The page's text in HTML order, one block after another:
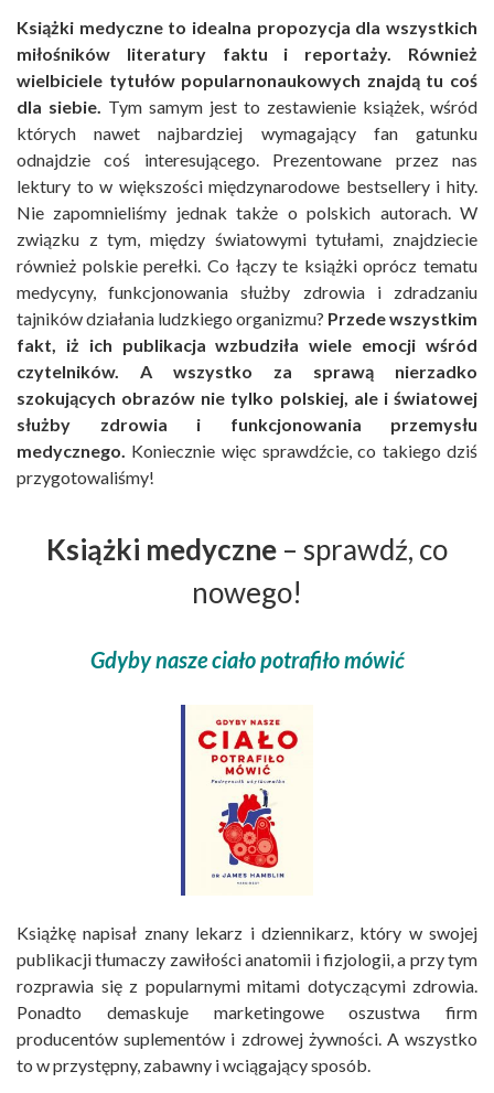
Książki medyczne to idealna propozycja dla wszystkich
miłośników literatury faktu i reportaży. Również
wielbiciele tytułów popularnonaukowych znajdą tu coś
dla siebie. Tym samym jest to zestawienie książek, wśród
których nawet najbardziej wymagający fan gatunku
odnajdzie coś interesującego. Prezentowane przez nas
lektury to w większości międzynarodowe bestsellery i hity.
Nie zapomnieliśmy jednak także o polskich autorach. W
związku z tym, między światowymi tytułami, znajdziecie
również polskie perełki. Co łączy te książki oprócz tematu
medycyny, funkcjonowania służby zdrowia i zdradzaniu
tajników działania ludzkiego organizmu? Przede wszystkim
fakt, iż ich publikacja wzbudziła wiele emocji wśród
czytelników. A wszystko za sprawą nierzadko
szokujących obrazów nie tylko polskiej, ale i światowej
służby zdrowia i funkcjonowania przemysłu
medycznego. Koniecznie więc sprawdźcie, co takiego dziś
przygotowaliśmy!
Książki medyczne – sprawdź, co
nowego!
Gdyby nasze ciało potrafiło mówić
Książkę napisał znany lekarz i dziennikarz, który w swojej
publikacji tłumaczy zawiłości anatomii i fizjologii, a przy tym
rozprawia się z popularnymi mitami dotyczącymi zdrowia.
Ponadto demaskuje marketingowe oszustwa firm
producentów suplementów i zdrowej żywności. A wszystko
to w przystępny, zabawny i wciągający sposób.